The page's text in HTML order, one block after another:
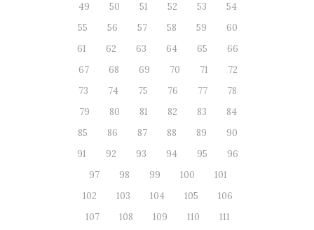
49
50 51 52 53
54
55
56 57 58 59
60
61
62 63 64 65
66
67
68 69 70 71
72
73
74 75 76 77
78
79
80 81 82 83
84
85
86 87 88 89
90
91
92 93 94 95
96
97
98 99 100
101
102
103 104 105
106
107
108 109 110
111